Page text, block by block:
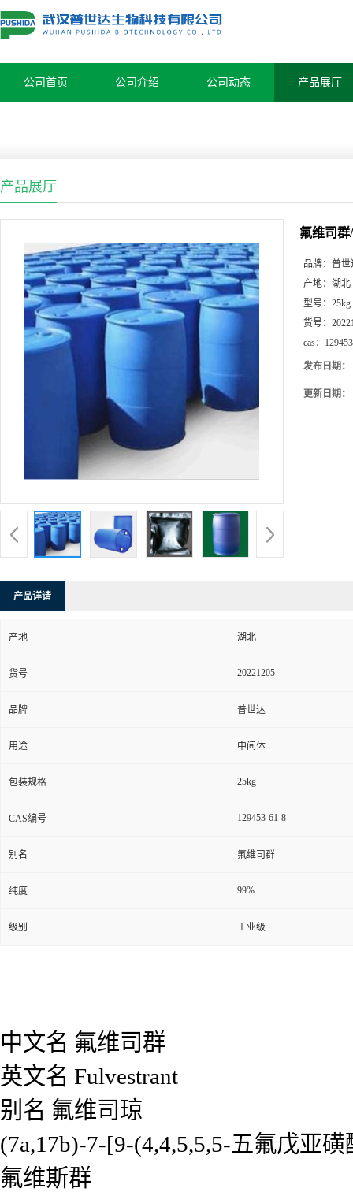
公司首页 公司介绍 公司动态 产品展厅
产品展厅
氟维司群
品牌： 普世
产地： 湖北
型号： 25kg
货号：
cas：
发布日期：
更新日期：
产品详请
产地 湖北
货号 20221205
品牌 普世达
用途 中间体
包装规格 25kg
CAS编号 129453-61-8
别名 氟维司群
纯度 99%
级别 工业级
中文名 氟维司群
英文名 Fulvestrant
别名 氟维司琼
(7a,17b)-7-[9-(4,4,5,5,5-五氟戊亚
氟维斯群